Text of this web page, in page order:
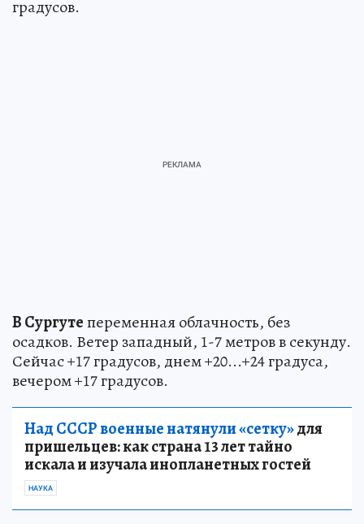
градусов.
В Сургутепеременная облачность, без
осадков. Ветер западный, 1-7 метров в секунду.
Сейчас +17 градусов, днем +20...+24 градуса,
вечером +17 градусов.
Над СССР военные натянули «сетку»для
пришельцев: как страна 13 лет тайно
искала и изучала инопланетных гостей
НАУКА